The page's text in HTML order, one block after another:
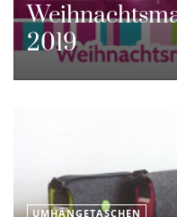
2019
UMHÄNGETASCHEN